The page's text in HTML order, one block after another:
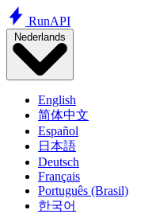
RunAPI
Nederlands
English
简体中文
Español
日本語
Deutsch
Français
Português (Brasil)
한국어